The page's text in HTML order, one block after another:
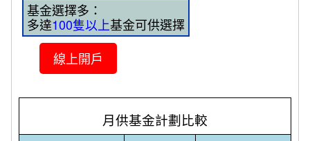
基金選擇多：
多達100隻以上基金可供選擇
線上開戶
月供基金計劃比較